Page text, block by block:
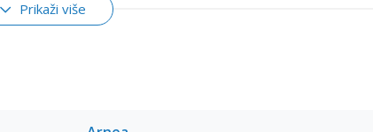
Prikaži više